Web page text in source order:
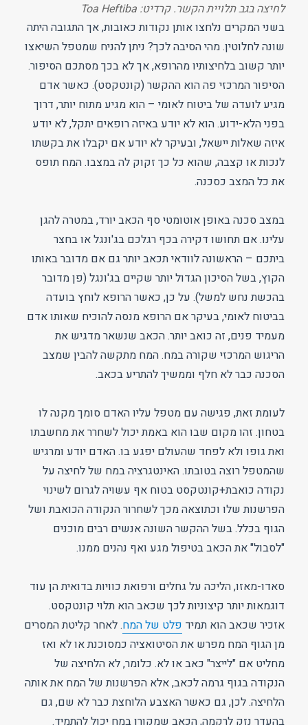
לחיצה בגב תלויית הקשר. קרדיט: Toa Heftiba
בשני המקרים נלחצו אותן נקודות כאובות, אך התגובה היתה
שונה לחלוטין. מהי הסיבה לכך? ניתן להניח שמטפל השיאצו
יותר קשוב בלחיצותיו מהרופא, אך לא בכך מסתכם הסיפור.
הסיפור המרכזי פה הוא ההקשר (קונטקסט). כאשר אדם
מגיע לועדה של ביטוח לאומי – הוא מגיע מתוח יותר, דרוך
בפני הלא-ידוע. הוא לא יודע באיזה רופאים יתקל, לא יודע
איזה שאלות יישאל, ובעיקר לא יודע אם יקבלו את בקשתו
לנכות או קצבה, שהוא כל כך זקוק לה במצבו. המח תופס
את כל המצב כסכנה.
במצב סכנה באופן אוטומטי סף הכאב יורד, במטרה להגן
עלינו. אם תחושו דקירה בכף רגלכם בג'ונגל או בחצר
ביתכם – הראשונה לוודאי תכאב יותר גם אם מדובר באותו
הקוץ, בשל הסיכון הגדול יותר שקיים בג'ונגל (פן מדובר
בהכשת נחש למשל). על כן, כאשר הרופא לוחץ בועדה
בביטוח לאומי, בעיקר אם הרופא מנסה להוכיח שאותו אדם
מעמיד פנים, זה כואב יותר. הכאב שנשאר מדגיש את
הריגוש המרכזי שקורה במח. המח מתקשה להבין שמצב
הסכנה כבר לא חלף וממשיך להתריע בכאב.
לעומת זאת, פגישה עם מטפל עליו האדם סומך מקנה לו
בטחון. זהו מקום שבו הוא באמת יכול לשחרר את מחשבתו
ואת גופו ולא לפחד שהעולם יפגע בו. האדם יודע ומרגיש
שהמטפל רוצה בטובתו. האינטגרציה במח של לחיצה על
נקודה כואבת+קונטקסט בטוח אף עשויה לגרום לשינוי
הפרשנות שלו וכתוצאה מכך לשחרור הנקודה הכואבת ושל
הגוף בכלל. בשל ההקשר השונה אנשים רבים מוכנים
"לסבול" את הכאב בטיפול מגע ואף נהנים ממנו.
סאדו-מאזו, הליכה על גחלים ורפואת כוויות בדואית הן עוד
דוגמאות יותר קיצוניות לכך שכאב הוא תלוי קונטקסט.
אזכיר שכאב הוא תמיד פלט של המח. לאחר קליטת המסרים
מן הגוף המח מפרש את הסיטואציה כמסוכנת או לא ואז
מחליט אם "לייצר" כאב או לא. כלומר, לא הלחיצה של
הנקודה בגוף גרמה לכאב, אלא הפרשנות של המח את אותה
הלחיצה. לכן, גם כאשר האצבע הלוחצת כבר לא שם, גם